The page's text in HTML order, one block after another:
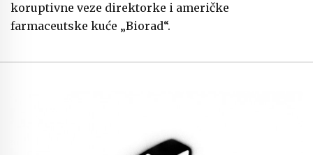
koruptivne veze direktorke i američke
farmaceutske kuće „Biorad“.